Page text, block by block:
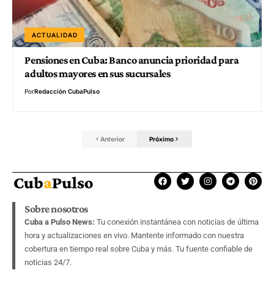
ACTUALIDAD
Pensiones en Cuba: Banco anuncia prioridad para
adultos mayores en sus sucursales
PorRedacción CubaPulso
Anterior Próximo
Sobre nosotros
Cuba a Pulso News: Tu conexión instantánea con noticias de última
hora y actualizaciones en vivo. Mantente informado con nuestra
cobertura en tiempo real sobre Cuba y más. Tu fuente confiable de
noticias 24/7.